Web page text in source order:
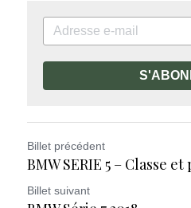
Billet précédent
BMW SERIE 5 – Classe
Billet suivant